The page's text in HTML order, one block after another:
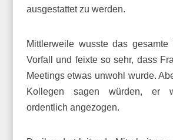
ausgestattet zu werden.
Mittlerweile wusste das
Vorfall und feixte so sehr, dass
Meetings etwas unwohl wurde.
Kollegen sagen würden, er
ordentlich angezogen.